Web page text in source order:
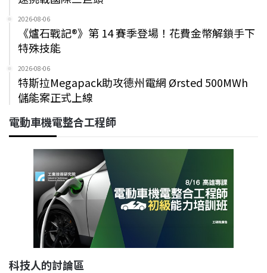
2026-08-06
《爐石戰記®》第 14 賽季登場！花費金幣解鎖手下
特殊技能
2026-08-06
特斯拉Megapack助攻德州電網 Ørsted 500MWh
儲能案正式上線
電動車機電整合工程師
科技人的討論區